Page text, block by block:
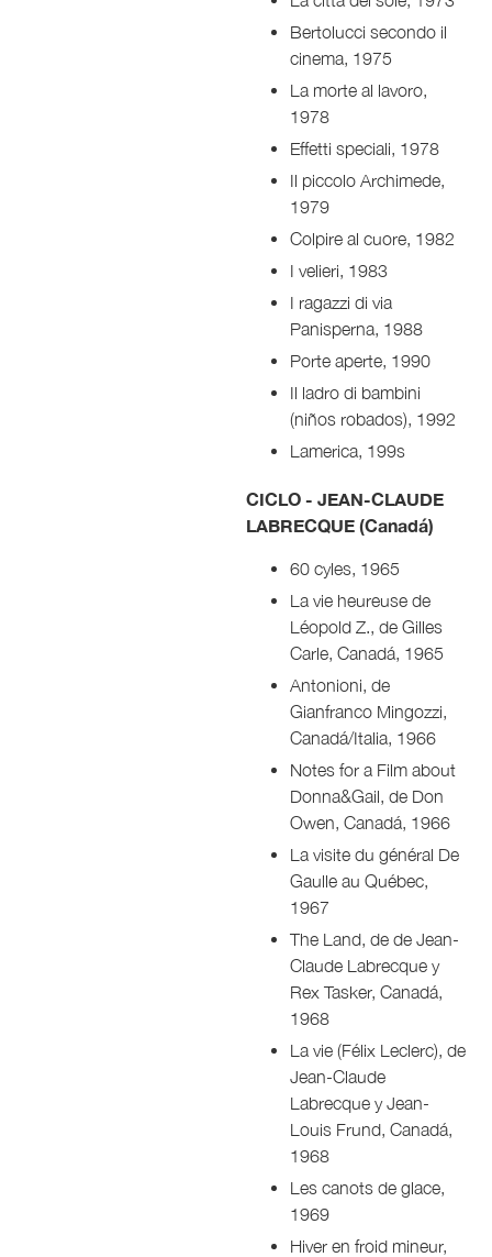
Bertolucci secondo il
cinema, 1975
La morte al lavoro,
1978
Effetti speciali, 1978
Il piccolo Archimede,
1979
Colpire al cuore, 1982
I velieri, 1983
I ragazzi di via
Panisperna, 1988
Porte aperte, 1990
Il ladro di bambini
(niños robados), 1992
Lamerica, 199s
CICLO - JEAN-CLAUDE
LABRECQUE (Canadá)
60 cyles, 1965
La vie heureuse de
Léopold Z., de Gilles
Carle, Canadá, 1965
Antonioni, de
Gianfranco Mingozzi,
Canadá/Italia, 1966
Notes for a Film about
Donna&Gail, de Don
Owen, Canadá, 1966
La visite du général De
Gaulle au Québec,
1967
The Land, de de Jean-
Claude Labrecque y
Rex Tasker, Canadá,
1968
La vie (Félix Leclerc), de
Jean-Claude
Labrecque y Jean-
Louis Frund, Canadá,
1968
Les canots de glace,
1969
Hiver en froid mineur,